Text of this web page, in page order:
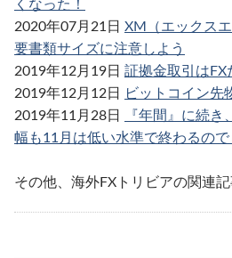
くなった！
2020年07月21日 XM（エックス
要書類サイズに注意しよう
2019年12月19日 証拠金取引はFX
2019年12月12日
ビットコイン先
2019年11月28日
『年間』に続
幅も11月は低い水準で終わるので
その他、海外FXトリビアの関連